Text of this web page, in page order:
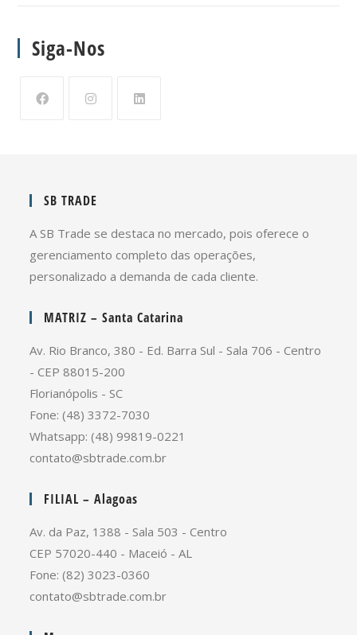
Siga-Nos
SB TRADE
A SB Trade se destaca no mercado, pois oferece o
gerenciamento completo das operações,
personalizado a demanda de cada cliente.
MATRIZ – Santa Catarina
Av. Rio Branco, 380 - Ed. Barra Sul - Sala 706 - Centro
- CEP 88015-200
Florianópolis - SC
Fone: (48) 3372-7030
Whatsapp: (48) 99819-0221
contato@sbtrade.com.br
FILIAL – Alagoas
Av. da Paz, 1388 - Sala 503 - Centro
CEP 57020-440 - Maceió - AL
Fone: (82) 3023-0360
contato@sbtrade.com.br